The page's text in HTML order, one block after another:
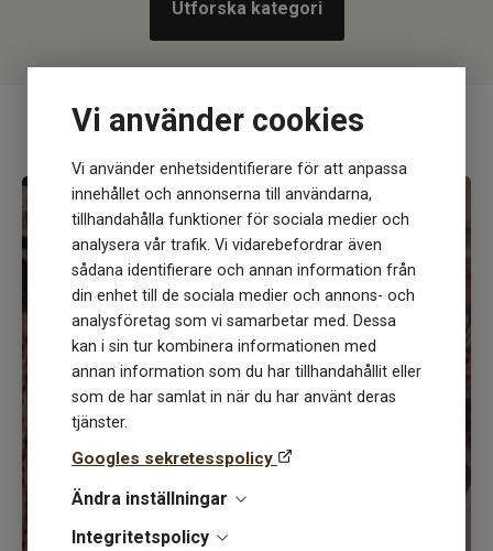
Vi använder cookies
Vi använder enhetsidentifierare för att anpassa
innehållet och annonserna till användarna,
tillhandahålla funktioner för sociala medier och
analysera vår trafik. Vi vidarebefordrar även
sådana identifierare och annan information från
din enhet till de sociala medier och annons- och
analysföretag som vi samarbetar med. Dessa
kan i sin tur kombinera informationen med
annan information som du har tillhandahållit eller
som de har samlat in när du har använt deras
tjänster.
Googles sekretesspolicy
Ändra inställningar
Integritetspolicy
Utforska kategori
Upptäck våra nyheter bland
Garn-kit
Beställ enkelt GARN-KIT med garn och mönster under
fliken garn-kit, här hittar du allt från snabbstickade,
enklare pannband och mössor till mer krävande och
fjällturen eller vinterbadet.